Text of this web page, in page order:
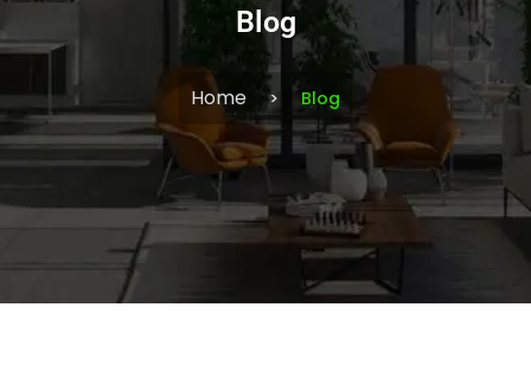
Blog
Home Blog